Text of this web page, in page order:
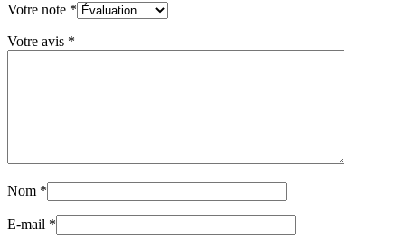
Votre note *
Votre avis *
Nom *
E-mail *